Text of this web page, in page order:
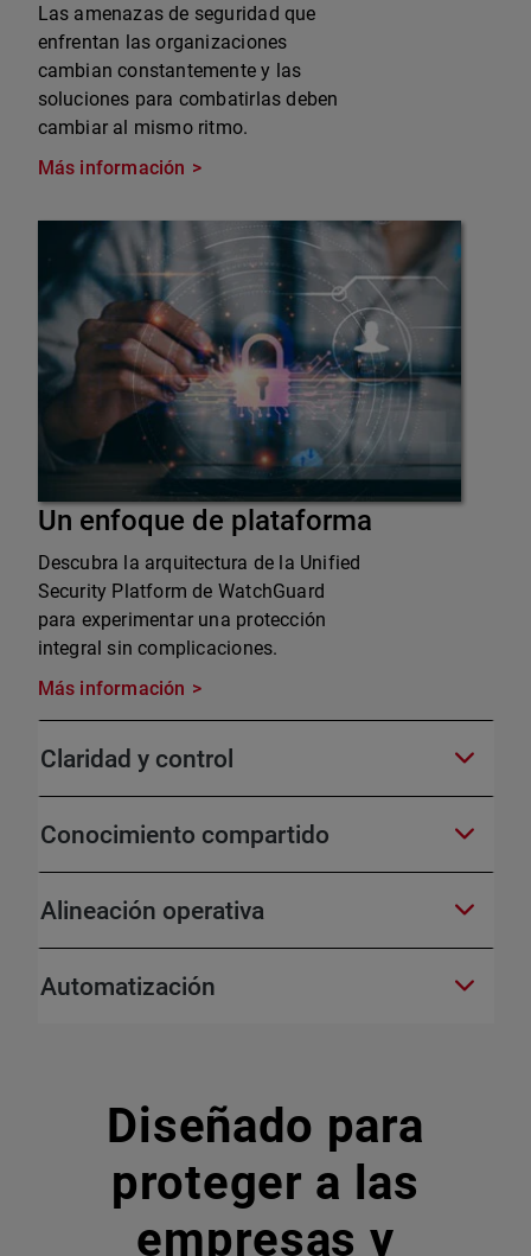
Las amenazas de seguridad que
enfrentan las organizaciones
cambian constantemente y las
soluciones para combatirlas deben
cambiar al mismo ritmo.
Más información
Un enfoque de plataforma
Descubra la arquitectura de la Unified
Security Platform de WatchGuard
para experimentar una protección
integral sin complicaciones.
Más información
Claridad y control
Conocimiento compartido
Alineación operativa
Automatización
Diseñado para
proteger a las
empresas y